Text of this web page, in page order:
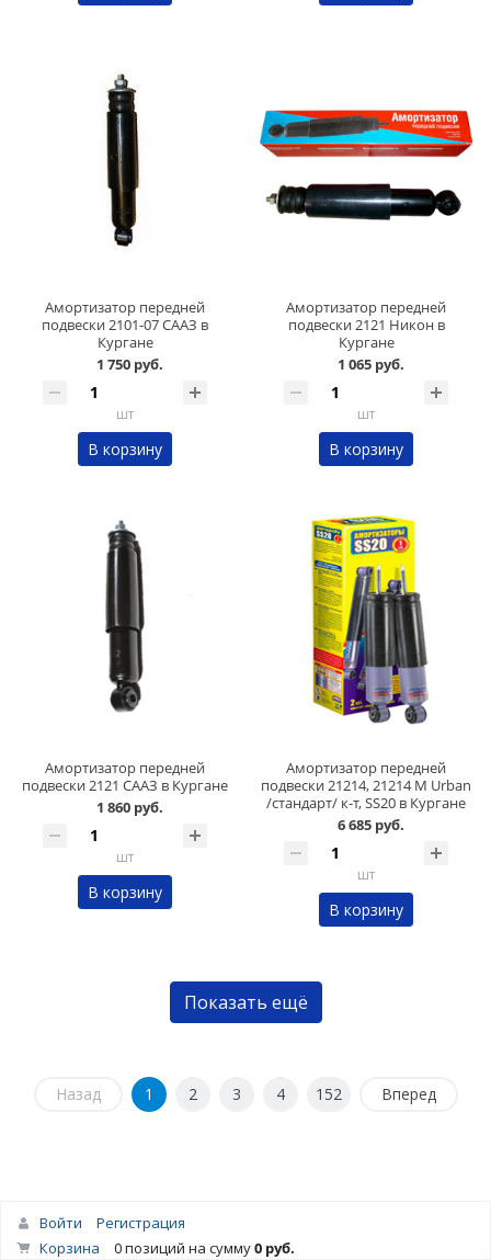
Амортизатор передней
подвески 2101-07 СААЗ в
Кургане
1 750 руб.
шт
В корзину
Амортизатор передней
подвески 2121 Никон в
Кургане
1 065 руб.
шт
В корзину
Амортизатор передней
подвески 2121 СААЗ в Кургане
1 860 руб.
шт
В корзину
Амортизатор передней
подвески 21214, 21214 М Urban
/стандарт/ к-т, SS20 в Кургане
6 685 руб.
шт
В корзину
Показать ещё
Назад 1 2 3 4 152 Вперед
Войти
Регистрация
Корзина
0 позиций на сумму0 руб.